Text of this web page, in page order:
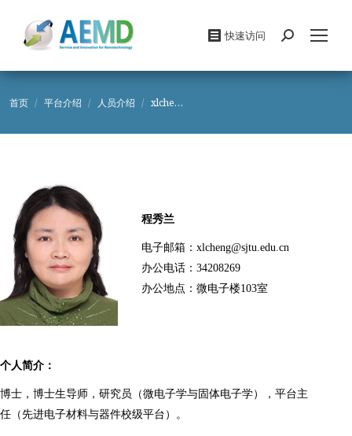
快速访问 Search:
您在这里：
首页 平台介绍 人员介绍 xlche…
程秀兰
电子邮箱：xlcheng@sjtu.edu.cn
办公电话：34208269
办公地点：微电子楼103室
个人简介：
博士，博士生导师，研究员（微电子学与固体电子学），平台主
任（先进电子材料与器件校级平台）。